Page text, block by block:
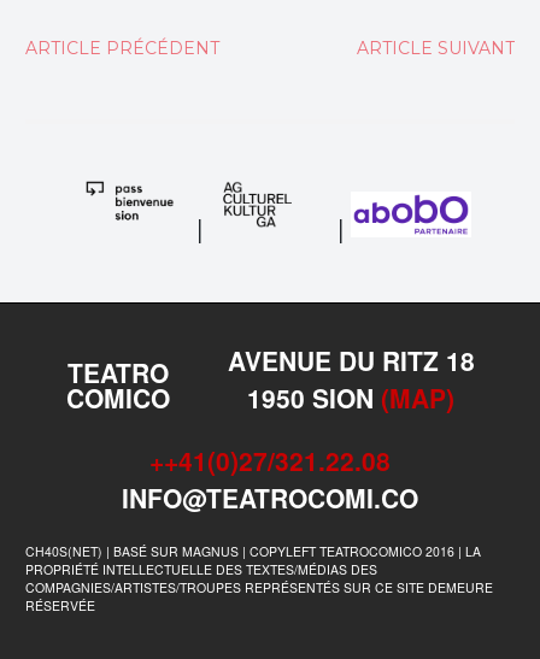
Navigation
ARTICLE PRÉCÉDENT ARTICLE SUIVANT
| |
TEATRO
COMICO
AVENUE DU RITZ 18
1950 SION (MAP)
++41(0)27/321.22.08
INFO@TEATROCOMI.CO
CH40S(NET) | BASÉ SUR MAGNUS | COPYLEFT TEATROCOMICO 2016 | LA
PROPRIÉTÉ INTELLECTUELLE DES TEXTES/MÉDIAS DES
COMPAGNIES/ARTISTES/TROUPES REPRÉSENTÉS SUR CE SITE DEMEURE
RÉSERVÉE